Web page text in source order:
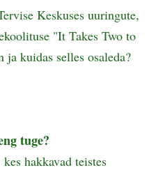
Keskuses uuringute,
"It Takes Two to
kuidas selles osaleda?
tuge?
hakkavad teistes